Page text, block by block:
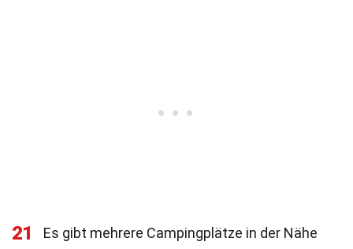
21
Es gibt mehrere Campingplätze in der Nähe